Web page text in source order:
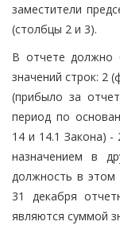
заместители
(столбцы 2 и 3).
В отчете должно
значений строк: 2
(прибыло за
период по
14 и 14.1 Закона) -
назначением в
должность в этом
31 декабря
являются суммой